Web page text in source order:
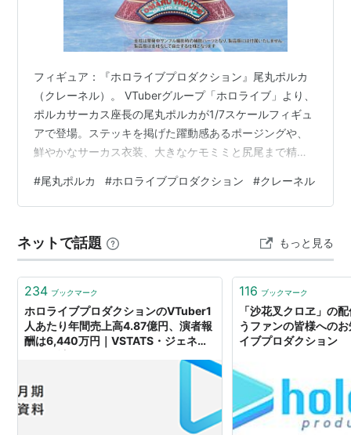
フィギュア：『ホロライブプロダクション』尾丸ポルカ
（クレーネル）。 VTuberグループ「ホロライブ」より、
ポルカサーカス座長の尾丸ポルカが1/7スケールフィギュ
アで登場。ステッキを掲げた躍動感あるポージングや、
鮮やかなサーカス衣装、大きなケモミミと尻尾まで精緻
んやサーカステントなどの華やかな台座を配置。圧倒的
なボリュームでサーカスの開演を演出する一品です。
#尾丸ポルカ #ホロライブプロダクション #クレーネル
ネットで話題 もっと見る
234 ブックマーク
ホロライブプロダクションのVTuber1
人あたり年間売上高4.87億円、演者報
酬は6,440万円｜VSTATS・ジェネリ
116 ブックマーク
「沙花叉クロヱ」の
うファンの皆様への
イブプロダクション